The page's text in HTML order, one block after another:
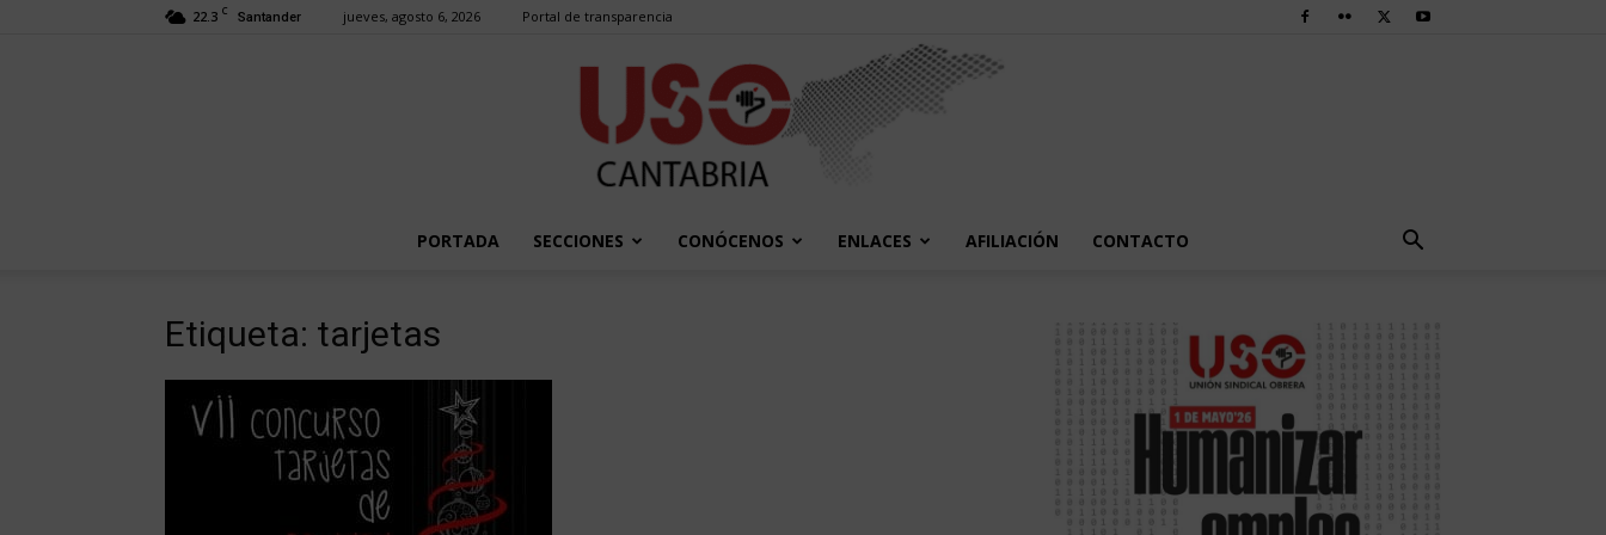
22.3 C Santander jueves, agosto 6, 2026 Portal de transparencia
PORTADA SECCIONES CONÓCENOS ENLACES AFILIACIÓN CONTACTO
Etiqueta: tarjetas